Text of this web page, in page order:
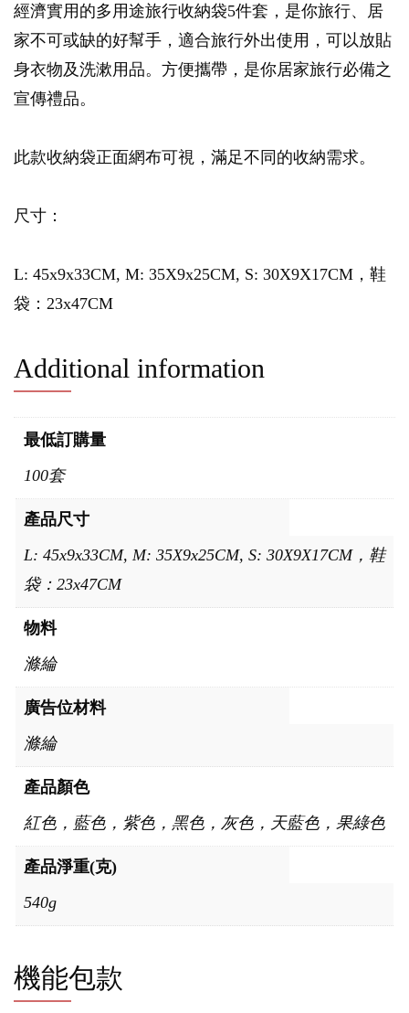
經濟實用的多用途旅行收納袋5件套，是你旅行、居
家不可或缺的好幫手，適合旅行外出使用，可以放貼
身衣物及洗漱用品。方便攜帶，是你居家旅行必備之
宣傳禮品。
此款收納袋正面網布可視，滿足不同的收納需求。
尺寸：
L: 45x9x33CM, M: 35X9x25CM, S: 30X9X17CM，鞋
袋：23x47CM
Additional information
最低訂購量
100套
產品尺寸
L: 45x9x33CM, M: 35X9x25CM, S: 30X9X17CM，鞋
袋：23x47CM
物料
滌綸
廣告位材料
滌綸
產品顏色
紅色，藍色，紫色，黑色，灰色，天藍色，果綠色
產品淨重(克)
540g
機能包款